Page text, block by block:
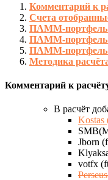
Комментарий к
Счета
ПАММ-портфель
ПАММ-портфель
ПАММ-портфель
Методика
Комментарий к
В расчёт
Kostas
Jborn
votfx